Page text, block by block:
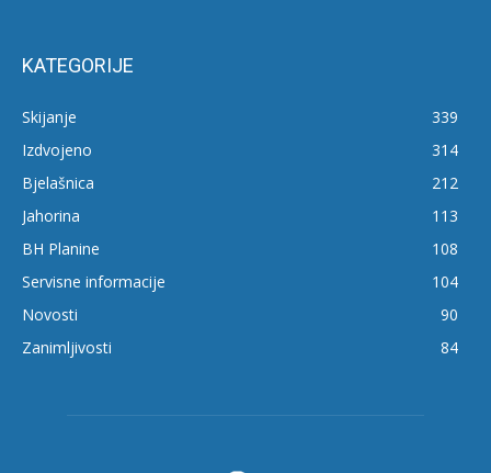
KATEGORIJE
Skijanje
339
Izdvojeno
314
Bjelašnica
212
Jahorina
113
BH Planine
108
Servisne informacije
104
Novosti
90
Zanimljivosti
84